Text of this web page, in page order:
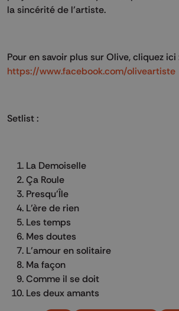
la sincérité de l’artiste.
Pour en savoir plus sur Olive, cliquez ici
https://www.facebook.com/oliveartiste
Setlist :
La Demoiselle
Ça Roule
Presqu’Île
L’ère de rien
Les temps
Mes doutes
L’amour en solitaire
Ma façon
Comme il se doit
Les deux amants